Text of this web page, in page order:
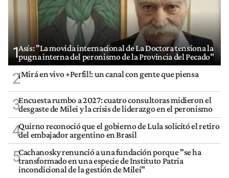
1Asís: "La movida internacional de La Doctora tensiona la
pugna interna del peronismo de la Provincia del Pecado"
2¡Mirá en vivo +Perfil!: un canal con gente que piensa
3Encuesta rumbo a 2027: cuatro consultoras midieron el
desgaste de Milei y la crisis de liderazgo en el peronismo
4Quirno reconoció que el gobierno de Lula solicitó el retiro
del embajador argentino en Brasil
5Cachanosky renunció a una fundación porque "se ha
transformado en una especie de Instituto Patria
incondicional de la gestión de Milei"